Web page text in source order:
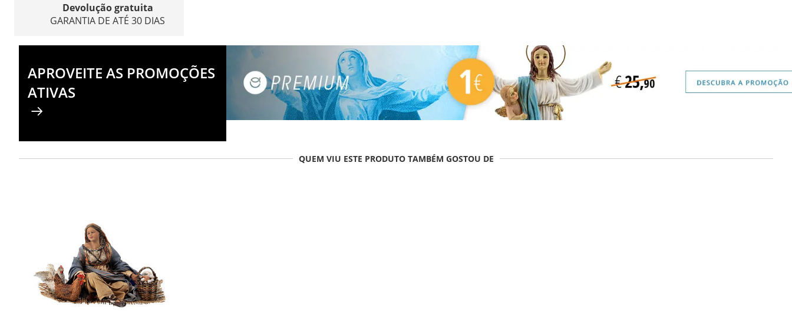
Devolução gratuita
GARANTIA DE ATÉ 30 DIAS
APROVEITE AS PROMOÇÕES
ATIVAS
QUEM VIU ESTE PRODUTO TAMBÉM GOSTOU DE